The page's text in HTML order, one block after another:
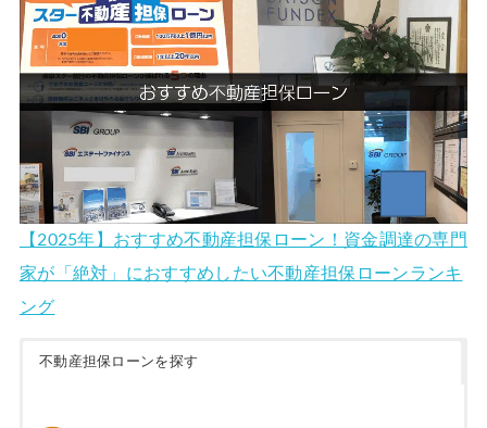
【2025年】おすすめ不動産担保ローン！資金調達の専門
家が「絶対」におすすめしたい不動産担保ローンランキ
ング
不動産担保ローンを探す